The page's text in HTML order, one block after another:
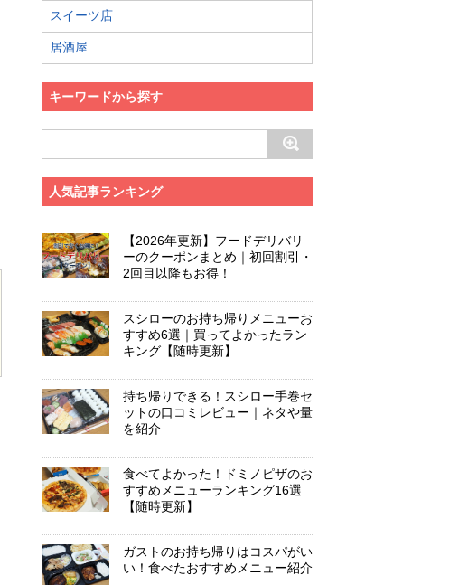
スイーツ店
居酒屋
キーワードから探す
人気記事ランキング
【2026年更新】フードデリバリ
ーのクーポンまとめ｜初回割引・
2回目以降もお得！
スシローのお持ち帰りメニューお
すすめ6選｜買ってよかったラン
キング【随時更新】
持ち帰りできる！スシロー手巻セ
ットの口コミレビュー｜ネタや量
を紹介
食べてよかった！ドミノピザのお
すすめメニューランキング16選
【随時更新】
ガストのお持ち帰りはコスパがい
い！食べたおすすめメニュー紹介